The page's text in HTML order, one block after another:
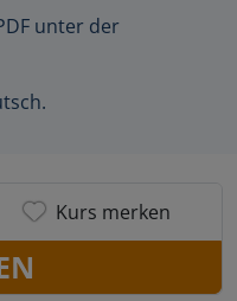
unter der
Kurs merken